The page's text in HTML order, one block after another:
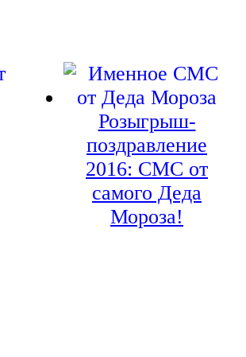
Розыгрыш-
поздравление
2016: СМС от
самого Деда
Мороза!